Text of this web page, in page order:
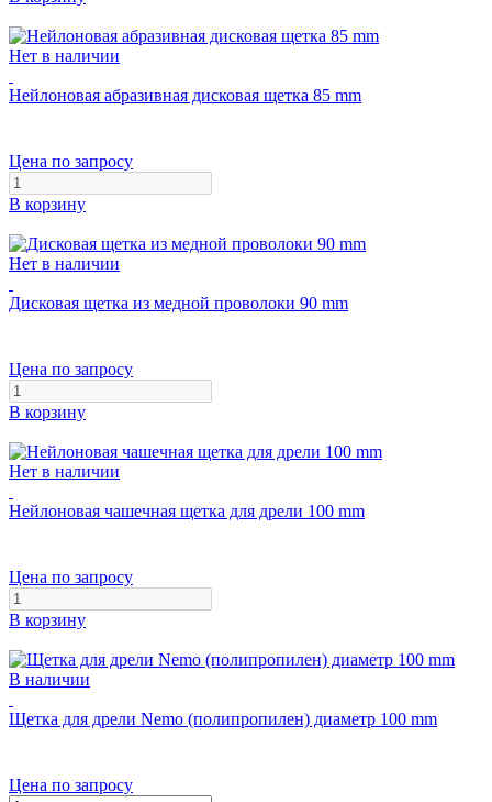
Нет в наличии
Нейлоновая абразивная дисковая щетка 85 mm
Цена по запросу
В корзину
Нет в наличии
Дисковая щетка из медной проволоки 90 mm
Цена по запросу
В корзину
Нет в наличии
Нейлоновая чашечная щетка для дрели 100 mm
Цена по запросу
В корзину
В наличии
Щетка для дрели Nemo (полипропилен) диаметр 100 mm
Цена по запросу